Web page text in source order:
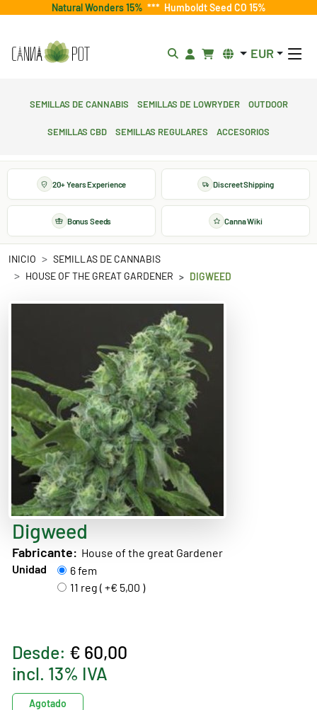
Natural Wonders 15% *** Humboldt Seed CO 15%
EUR
Semillas de cannabis Semillas de lowryder Outdoor
Semillas CBD Semillas regulares Accesorios
20+ Years Experience Discreet Shipping
Bonus Seeds Canna Wiki
INICIO
SEMILLAS DE CANNABIS
HOUSE OF THE GREAT GARDENER
DIGWEED
Digweed
Fabricante: House of the great Gardener
Unidad
6 fem
11 reg ( +€ 5,00 )
Desde: € 60,00
incl. 13% IVA
Agotado